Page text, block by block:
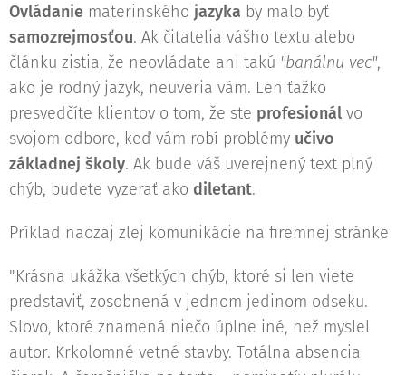
Ovládanie materinského jazyka by malo byť
samozrejmosťou. Ak čitatelia vášho textu alebo
článku zistia, že neovládate ani takú "banálnu vec",
ako je rodný jazyk, neuveria vám. Len ťažko
presvedčíte klientov o tom, že ste profesionál vo
svojom odbore, keď vám robí problémy učivo
základnej školy. Ak bude váš uverejnený text plný
chýb, budete vyzerať ako diletant.
Príklad naozaj zlej komunikácie na firemnej stránke
"Krásna ukážka všetkých chýb, ktoré si len viete
predstaviť, zosobnená v jednom jedinom odseku.
Slovo, ktoré znamená niečo úplne iné, než myslel
autor. Krkolomné vetné stavby. Totálna absencia